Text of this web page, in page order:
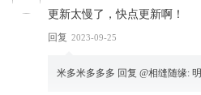
更新太慢了，快点更新啊！
回复 2023-09-25
米多米多多多 回复 @相缝随缘: